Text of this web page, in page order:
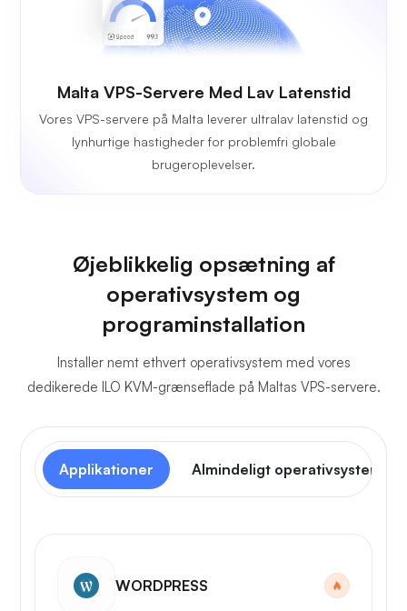
Malta VPS-Servere Med Lav Latenstid
Vores VPS-servere på Malta leverer ultralav latenstid og
lynhurtige hastigheder for problemfri globale
brugeroplevelser.
Øjeblikkelig opsætning af
operativsystem og
programinstallation
Installer nemt ethvert operativsystem med vores
dedikerede ILO KVM-grænseflade på Maltas VPS-servere.
Applikationer Almindeligt operativsystem
WORDPRESS